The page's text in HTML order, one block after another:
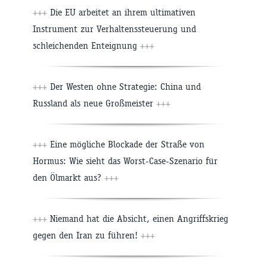
+++ Die EU arbeitet an ihrem ultimativen
Instrument zur Verhaltenssteuerung und
schleichenden Enteignung +++
+++ Der Westen ohne Strategie: China und
Russland als neue Großmeister +++
+++ Eine mögliche Blockade der Straße von
Hormus: Wie sieht das Worst-Case-Szenario für
den Ölmarkt aus? +++
+++ Niemand hat die Absicht, einen Angriffskrieg
gegen den Iran zu führen! +++